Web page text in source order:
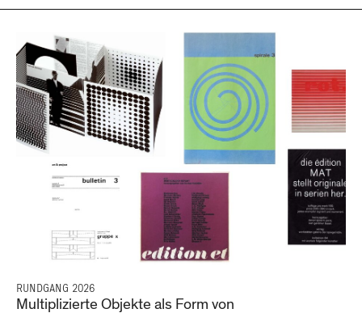
RUNDGANG 2026
Multiplizierte Objekte als Form von